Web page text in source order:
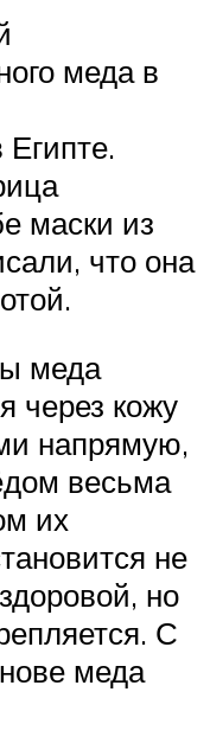
меда в
Египте.
маски из
что она
меда
через кожу
напрямую,
весьма
их
не
но
С
меда